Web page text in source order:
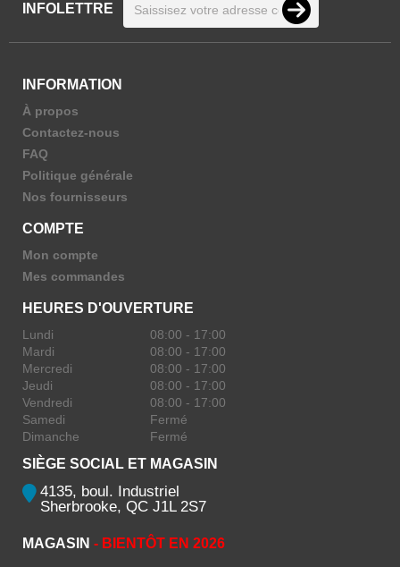
INFOLETTRE
INFORMATION
À propos
Contactez-nous
FAQ
Politique générale
Nos fournisseurs
COMPTE
Mon compte
Mes commandes
HEURES D'OUVERTURE
Lundi
08:00 - 17:00
Mardi
08:00 - 17:00
Mercredi
08:00 - 17:00
Jeudi
08:00 - 17:00
Vendredi
08:00 - 17:00
Samedi
Fermé
Dimanche
Fermé
SIÈGE SOCIAL ET MAGASIN
4135, boul. Industriel
Sherbrooke, QC J1L 2S7
MAGASIN - BIENTÔT EN 2026